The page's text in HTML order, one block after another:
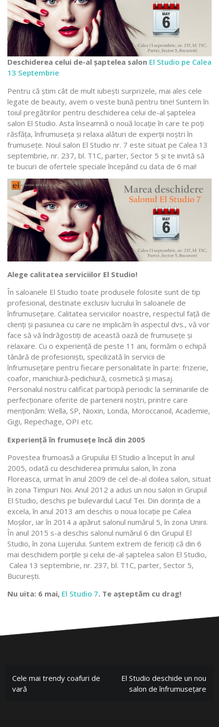
Deschiderea celui de-al șaptelea salon El Studio pe Calea
13 Septembrie
Pentru că știm cât de mult iubești surprizele, mai ales cele
legate de beauty, avem o veste bună pentru tine! Suntem în
toiul pregătirilor pentru deschiderea celui de-al șaptelea
salon El Studio. Asta înseamnă o nouă locație în care te poți
răsfăța, înfrumuseța și relaxa alături de experții noștri în
frumusețe. Noul salon El Studio nr. 7 este situat pe Calea 13
septembrie, nr. 237, bl. T1C, parter, Sector 5 și te invită să
te bucuri de ofertele speciale începând cu data de 6 mai!
Alege calitatea serviciilor El Studio!
În saloanele El Studio toate produsele folosite sunt de tip
profesional, destinate exclusiv lucrului în saloanele de
înfrumuseţare. Calitatea serviciilor noastre, respectul față de
clienți și pasiunea cu care ne implicăm în aspectul dvs., vă vor
face să vă îndrăgostiți de această oază de frumusețe și
relaxare. Cu o experiență de peste 11 ani, formăm o echipă
tânără de profesionişti, specilizată în servicii de
înfrumuseţare pentru fiecare personalitate în parte: frizerie,
coafor, manichiură-pedichiură, cosmetică şi masaj.
Personalul nostru calificat participă periodic la seminariile de
perfecţionare oferite de partenerii noştri, printre care
menţionăm: Wella, SP, Nioxin, Londa, Moroccanoil, Academie,
Gigi, Repechage, OPI etc.
Experiență în frumusețe încă din 2005
Povestea frumoasă a Grupului El Studio a început în anul
2005, odată cu deschiderea primului salon, în zona
Floreasca, urmat în anul 2009 de cel de-al doilea salon, situat
în zona Timpuri Noi. Anul 2012 a adus un nou salon in Grupul
El Studio, deschis pe bulevardul Lacul Tei. Din dorința de a
excela, în anul 2013 am deschis o noua locație pe Calea
Moșilor, iar în 2014 a apărut salonul numărul 5, în zona Unirii.
În anul 2015 s-a deschis salonul numărul 6 din Grupul El
Studio, în zona Lujerului. Suntem extrem de fericiți că din 6
mai deschidem porțile și celui de-al șaptelea salon El Studio,
Calea 13 septembrie, nr. 237, bl. T1C, parter, Sector 5,
București.
Nu uita: 6 mai, El Studio 7. Te așteptăm cu drag!
Cele mai trendy coafuri de
vară
El Studio deschide un nou
salon de înfrumusețare